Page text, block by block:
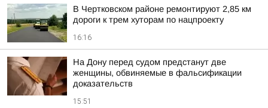
В Чертковском районе ремонтируют 2,85 км
дороги к трем хуторам по нацпроекту
16:16
На Дону перед судом предстанут две
женщины, обвиняемые в фальсификации
доказательств
15:51